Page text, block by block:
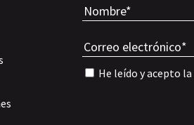
He leído y acepto la